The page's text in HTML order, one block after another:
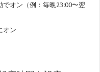
オン（例：毎晩23:00〜翌
オン